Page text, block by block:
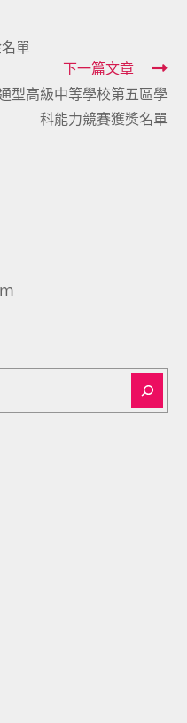
單
下一篇文章
型高級中等學校第五區學
科能力競賽獲獎名單